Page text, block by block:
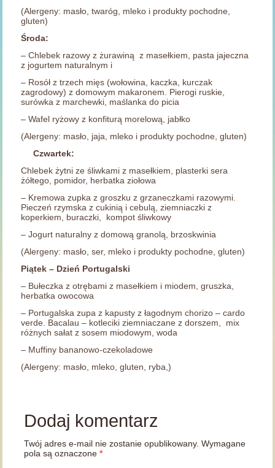
(Alergeny: masło, twaróg, mleko i produkty pochodne,
gluten)
Środa:
– Chlebek razowy z żurawiną z masełkiem, pasta jajeczna
z jogurtem naturalnym i
– Rosół z trzech mięs (wołowina, kaczka, kurczak
zagrodowy) z domowym makaronem. Pierogi ruskie,
surówka z marchewki, maślanka do picia
– Wafel ryżowy z konfiturą morelową, jabłko
(Alergeny: masło, jaja, mleko i produkty pochodne, gluten)
Czwartek:
Chlebek żytni ze śliwkami z masełkiem, plasterki sera
żółtego, pomidor, herbatka ziołowa
– Kremowa zupka z groszku z grzaneczkami razowymi.
Pieczeń rzymska z cukinią i cebulą, ziemniaczki z
koperkiem, buraczki, kompot śliwkowy
– Jogurt naturalny z domową granolą, brzoskwinia
(Alergeny: masło, ser, mleko i produkty pochodne, gluten)
Piątek – Dzień Portugalski
– Bułeczka z otrębami z masełkiem i miodem, gruszka,
herbatka owocowa
– Portugalska zupa z kapusty z łagodnym chorizo – cardo
verde. Bacalau – kotleciki ziemniaczane z dorszem, mix
różnych sałat z sosem miodowym, woda
– Muffiny bananowo-czekoladowe
(Alergeny: masło, mleko, gluten, ryba,)
Dodaj komentarz
Twój adres e-mail nie zostanie opublikowany. Wymagane
pola są oznaczone*